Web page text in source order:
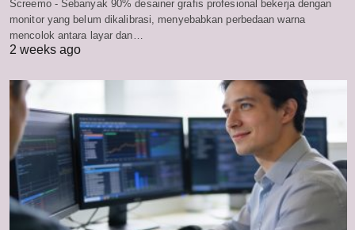
Screemo - Sebanyak 90% desainer grafis profesional bekerja dengan
monitor yang belum dikalibrasi, menyebabkan perbedaan warna
mencolok antara layar dan…
2 weeks ago